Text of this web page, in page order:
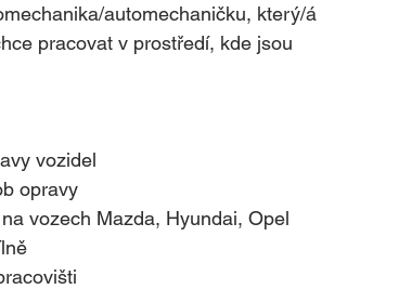
automechaničku, který/á
pracovat v prostředí, kde jsou
vozidel
opravy
vozech Mazda, Hyundai, Opel